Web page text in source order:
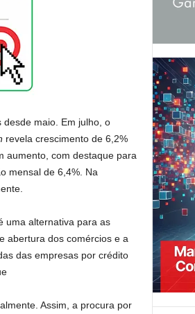
maio. Em julho, o
revela crescimento de 6,2%
aumento, com destaque para
mensal de 6,4%. Na
uma alternativa para as
abertura dos comércios e a
das empresas por crédito
Assim, a procura por